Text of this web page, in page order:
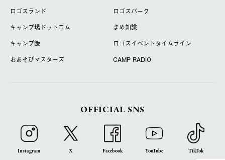
ロゴスランド
ロゴスパーク
キャンプ場ドットコム
まめ知識
キャンプ飯
ロゴスイベントタイムライン
おあそびマスターズ
CAMP RADIO
OFFICIAL SNS
Instagram X Facebook YouTube TikTok